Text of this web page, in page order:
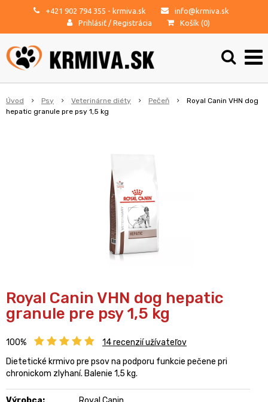
+421 902 794 355 - krmiva.sk
info@krmiva.sk
Prihlásiť / Registrácia Košík (0)
Úvod Psy Veterinárne diéty Pečeň
Royal Canin VHN dog
hepatic granule pre psy 1,5 kg
Royal Canin VHN dog hepatic
granule pre psy 1,5 kg
100% 14recenzií užívateľov
Dietetické krmivo pre psov na podporu funkcie pečene pri
chronickom zlyhaní. Balenie 1,5 kg.